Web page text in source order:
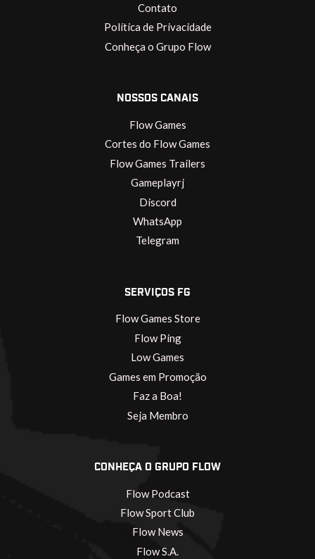
Contato
Política de Privacidade
Conheça o Grupo Flow
NOSSOS CANAIS
Flow Games
Cortes do Flow Games
Flow Games Trailers
Gameplayrj
Discord
WhatsApp
Telegram
SERVIÇOS FG
Flow Games Store
Flow Ping
Low Games
Games em Promoção
Faz a Boa!
Seja Membro
CONHEÇA O GRUPO FLOW
Flow Podcast
Flow Sport Club
Flow News
Flow S.A.